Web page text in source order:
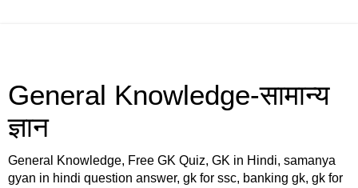
General Knowledge-सामान्य
ज्ञान
General Knowledge, Free GK Quiz, GK in Hindi, samanya
gyan in hindi question answer, gk for ssc, banking gk, gk for